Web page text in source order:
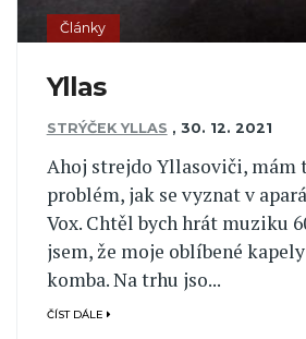
Články
Yllas
STRÝČEK YLLAS , 30. 12. 2021
Ahoj strejdo Yllasoviči, mám
problém, jak se vyznat v
Vox. Chtěl bych hrát muziku
jsem, že moje oblíbené
komba. Na trhu jso...
ČÍST DÁLE